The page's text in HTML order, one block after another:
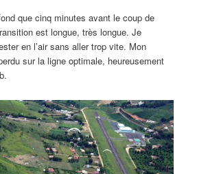
que cinq minutes avant le coup de
est longue, très longue. Je
en l’air sans aller trop vite. Mon
sur la ligne optimale, heureusement